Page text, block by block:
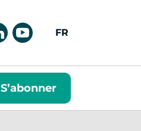
FRANÇAIS
S’abonner